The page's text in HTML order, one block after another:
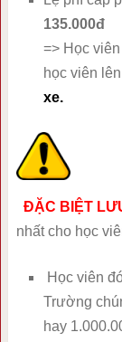
135.000đ
=> Học
học viên
xe.
ĐẶC BIỆT
nhất cho học
Học viên
Trường
hay